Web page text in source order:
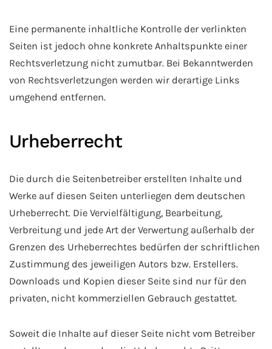
Eine permanente inhaltliche Kontrolle der verlinkten
Seiten ist jedoch ohne konkrete Anhaltspunkte einer
Rechtsverletzung nicht zumutbar. Bei Bekanntwerden
von Rechtsverletzungen werden wir derartige Links
umgehend entfernen.
Urheberrecht
Die durch die Seitenbetreiber erstellten Inhalte und
Werke auf diesen Seiten unterliegen dem deutschen
Urheberrecht. Die Vervielfältigung, Bearbeitung,
Verbreitung und jede Art der Verwertung außerhalb der
Grenzen des Urheberrechtes bedürfen der schriftlichen
Zustimmung des jeweiligen Autors bzw. Erstellers.
Downloads und Kopien dieser Seite sind nur für den
privaten, nicht kommerziellen Gebrauch gestattet.
Soweit die Inhalte auf dieser Seite nicht vom Betreiber